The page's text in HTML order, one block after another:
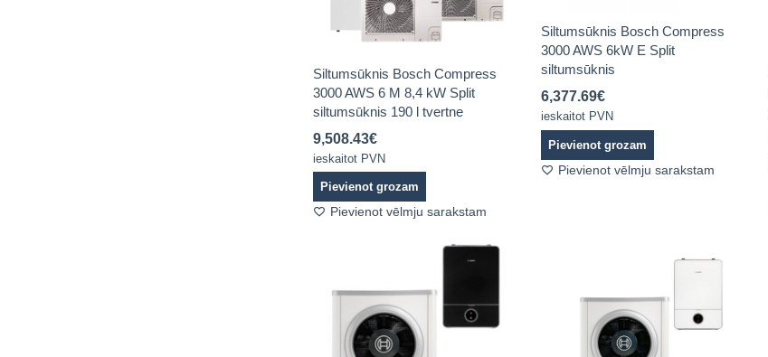
Siltumsūknis Bosch Compress
3000 AWS 6 M 8,4 kW Split
siltumsūknis 190 l tvertne
9,508.43€
ieskaitot PVN
Pievienot grozam
Pievienot vēlmju sarakstam
Siltumsūknis Bosch Compress
3000 AWS 6kW E Split
siltumsūknis
6,377.69€
ieskaitot PVN
Pievienot grozam
Pievienot vēlmju sarakstam